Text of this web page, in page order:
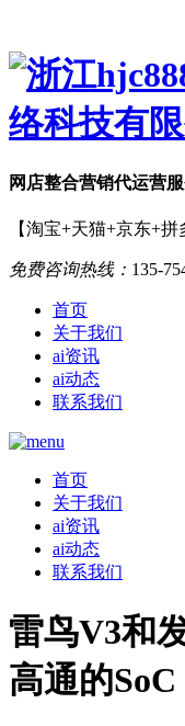
网店整合营销代运营
【淘宝+天猫+京东+拼
免费咨询热线： 135-
首页
关于我们
ai资讯
ai动态
联系我们
首页
关于我们
ai资讯
ai动态
联系我们
雷鸟V3和
高通的SoC